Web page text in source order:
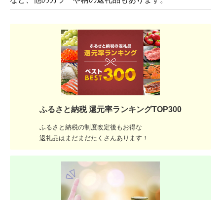
ふるさと納税 還元率ランキングTOP300
ふるさと納税の制度改定後もお得な
返礼品はまだまだたくさんあります！